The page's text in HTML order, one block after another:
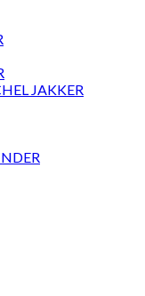
JAKKER